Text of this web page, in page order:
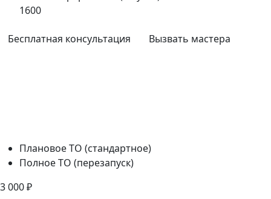
1600
Бесплатная консультация Вызвать мастера
Плановое ТО (стандартное)
Полное ТО (перезапуск)
3 000₽